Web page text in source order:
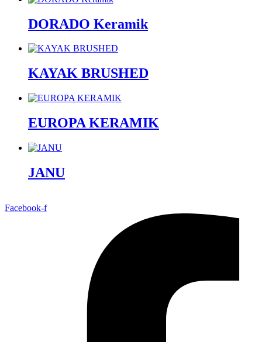
DORADO Keramik
KAYAK BRUSHED
EUROPA KERAMIK
JANU
Facebook-f